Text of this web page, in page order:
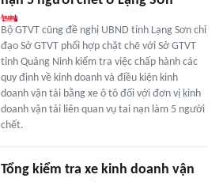
Bộ GTVT cũng đề nghị UBND tỉnh Lạng Sơn chỉ
đạo Sở GTVT phối hợp chặt chẽ với Sở GTVT
tỉnh Quảng Ninh kiểm tra việc chấp hành các
quy định về kinh doanh và điều kiện kinh
doanh vận tải bằng xe ô tô đối với đơn vị kinh
doanh vận tải liên quan vụ tai nạn làm 5 người
chết.
Tổng kiểm tra xe kinh doanh vận